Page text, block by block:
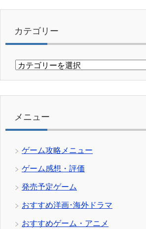
カテゴリー
カ
リ
メニュー
ゲーム攻略メニュー
ゲーム感想・評価
発売予定ゲーム
おすすめ洋画･海外ドラマ
おすすめゲーム・アニメ